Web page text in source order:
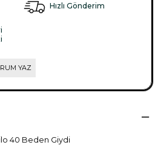
Hızlı Gönderim
YAZ
40 Beden Giydi